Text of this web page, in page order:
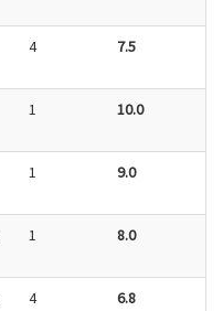
4 7.5
1 10.0
1 9.0
1 8.0
4 6.8